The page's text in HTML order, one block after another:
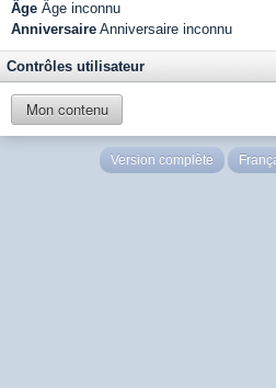
Âge Âge inconnu
Anniversaire Anniversaire inconnu
Contrôles utilisateur
Mon contenu
Version complète